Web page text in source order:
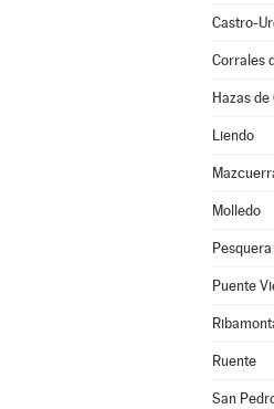
Castro-
Corrales
Hazas de
Liendo
Molledo
Pesquera
Puente
Ruente
San